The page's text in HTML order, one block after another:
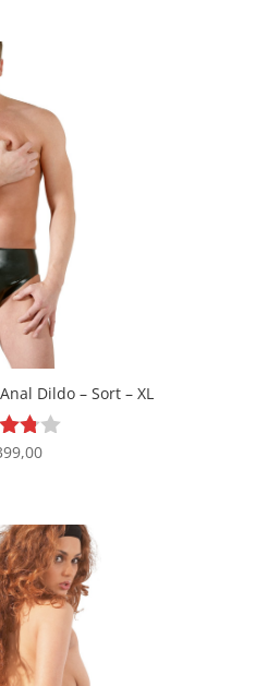
Dildo – Sort – XL